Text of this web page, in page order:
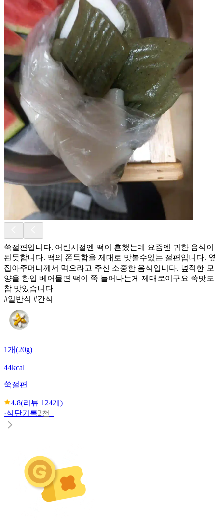
쑥절편입니다. 어린시절엔 떡이 흔했는데 요즘엔 귀한 음식이
된듯합니다. 떡의 쫀득함을 제대로 맛볼수있는 절편입니다. 옆
집아주머니께서 먹으라고 주신 소중한 음식입니다. 넢적한 모
양을 한입 베어물면 떡이 쭉 늘어나는게 제대로이구요 쑥맛도
참 맛있습니다
#일반식 #간식
1개(20g)
44kcal
쑥절편
4.8(리뷰 124개)
·식단기록2천+